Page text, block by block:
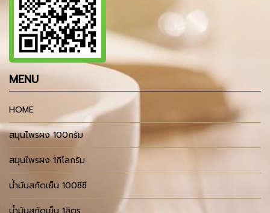
MENU
HOME
สมุนไพรผง 100กรัม
สมุนไพรผง 1กิโลกรัม
น้ำมันสกัดเย็น 100ซีซี